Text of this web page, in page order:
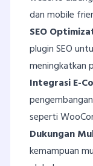
dan mobile
SEO
plugin SEO
meningkatkan
Integrasi E-
seperti
Dukungan
kemampuan